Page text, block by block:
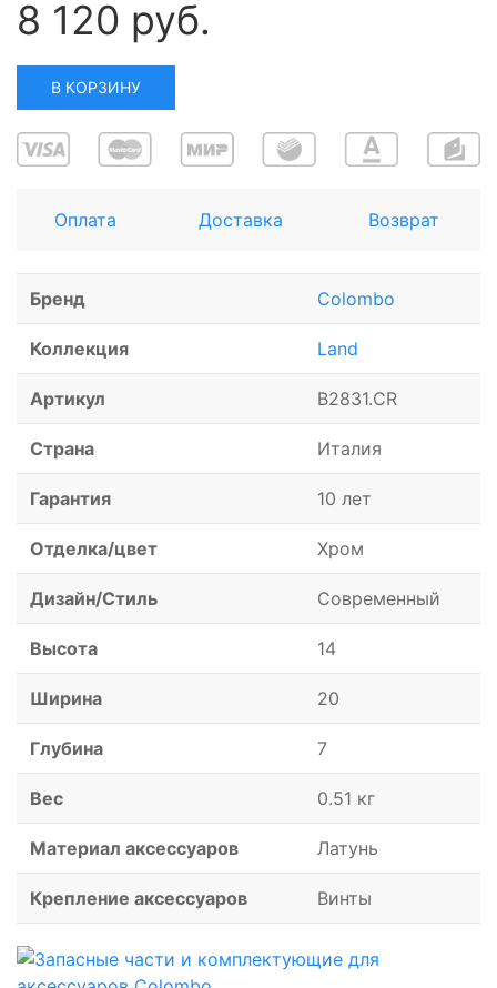
8 120 руб.
В КОРЗИНУ
Оплата Доставка Возврат
Бренд Colombo
Коллекция Land
Артикул B2831.CR
Страна Италия
Гарантия 10 лет
Отделка/цвет Хром
Дизайн/Стиль Современный
Высота 14
Ширина 20
Глубина 7
Вес 0.51 кг
Материал аксессуаров Латунь
Крепление аксессуаров Винты